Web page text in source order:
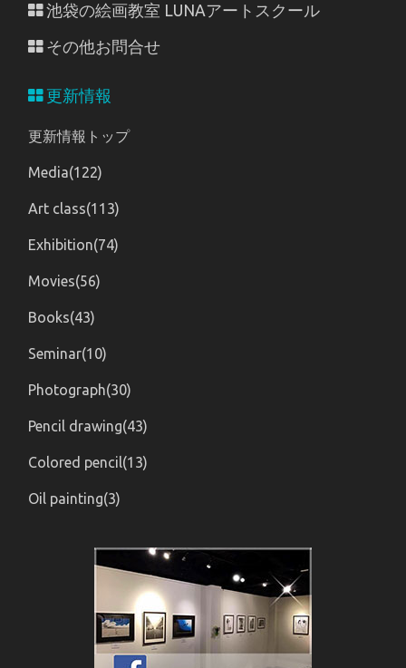
池袋の絵画教室 LUNAアートスクール
その他お問合せ
更新情報
更新情報トップ
Media(122)
Art class(113)
Exhibition(74)
Movies(56)
Books(43)
Seminar(10)
Photograph(30)
Pencil drawing(43)
Colored pencil(13)
Oil painting(3)